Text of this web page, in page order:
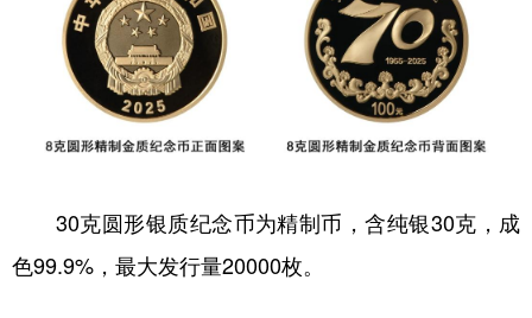
Русский язык 日本語 한국어
Deutsch Português
30克圆形银质纪念币为精制币，含纯银30克，成
色99.9%，最大发行量20000枚。